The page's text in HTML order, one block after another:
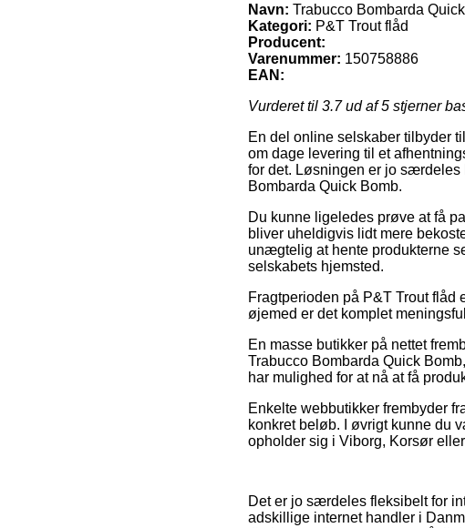
Navn: Trabucco Bombarda
Kategori: P&T Trout flåd
Producent:
Varenummer: 150758886
EAN:
Vurderet til 3.7ud af 5 stjerner
En del online selskaber tilbyder
om dage levering til et
for det. Løsningen er jo særdeles
Bombarda Quick Bomb.
Du kunne ligeledes prøve at få
bliver uheldigvis lidt mere
unægtelig at hente produkterne
selskabets hjemsted.
Fragtperioden på P&T Trout
øjemed er det komplet
En masse butikker på nettet
Trabucco Bombarda Quick
har mulighed for at nå at få
Enkelte webbutikker frembyder
konkret beløb. I øvrigt kunne du
opholder sig i Viborg, Korsør
Det er jo særdeles fleksibelt for
adskillige internet handler i